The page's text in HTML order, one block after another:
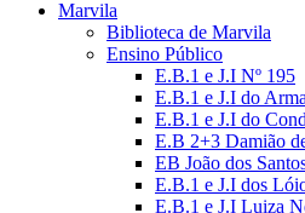
Marvila
Biblioteca de Marvila
Ensino Público
E.B.1 e J.I Nº 195
E.B.1 e J.I do
E.B.1 e J.I do
E.B 2+3 Damião
EB João dos
E.B.1 e J.I dos
E.B.1 e J.I Luiza